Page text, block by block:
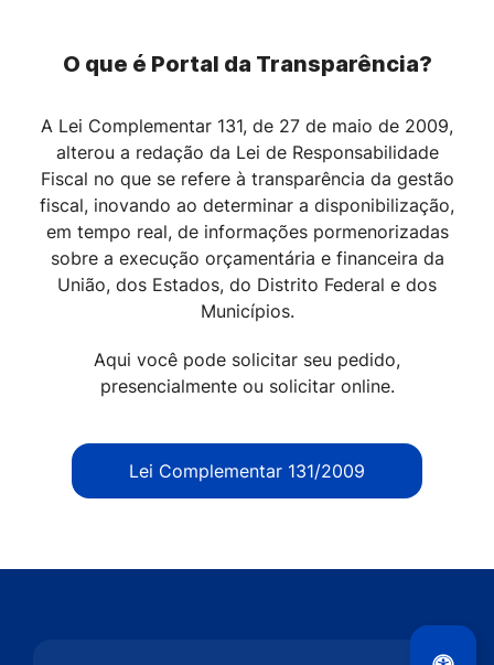
O que é Portal da Transparência?
A Lei Complementar 131, de 27 de maio de 2009,
alterou a redação da Lei de Responsabilidade
Fiscal no que se refere à transparência da gestão
fiscal, inovando ao determinar a disponibilização,
em tempo real, de informações pormenorizadas
sobre a execução orçamentária e financeira da
União, dos Estados, do Distrito Federal e dos
Municípios.
Aqui você pode solicitar seu pedido,
presencialmente ou solicitar online.
Lei Complementar 131/2009